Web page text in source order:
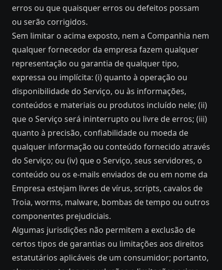
erros ou que quaisquer erros ou defeitos possam
ou serão corrigidos.
Sem limitar o acima exposto, nem a Companhia nem
qualquer fornecedor da empresa fazem qualquer
representação ou garantia de qualquer tipo,
expressa ou implícita: (i) quanto à operação ou
disponibilidade do Serviço, ou às informações,
conteúdos e materiais ou produtos incluído nele; (ii)
que o Serviço será ininterrupto ou livre de erros; (iii)
quanto à precisão, confiabilidade ou moeda de
qualquer informação ou conteúdo fornecido através
do Serviço; ou (iv) que o Serviço, seus servidores, o
conteúdo ou os e-mails enviados de ou em nome da
Empresa estejam livres de vírus, scripts, cavalos de
Troia, worms, malware, bombas de tempo ou outros
componentes prejudiciais.
Algumas jurisdições não permitem a exclusão de
certos tipos de garantias ou limitações aos direitos
estatutários aplicáveis ​​de um consumidor; portanto,